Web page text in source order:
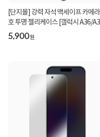
[단지몰] 강력 자석 맥세이프 카메
호 투명 젤리케이스 [갤럭시 A36/A37
공용]
5,900원